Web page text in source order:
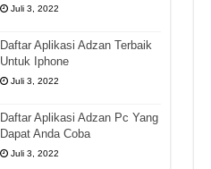
Juli 3, 2022
Daftar Aplikasi Adzan Terbaik
Untuk Iphone
Juli 3, 2022
Daftar Aplikasi Adzan Pc Yang
Dapat Anda Coba
Juli 3, 2022